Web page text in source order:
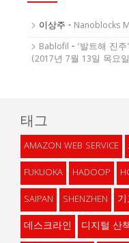
이상주 - Nanoblocks
Bablofil - ‘발트해 진
(2017년 7월 13일 목요
태그
AMAZON WEB SERVICE
FUKUOKA
HADOOP
SAIPAN
SHENZHEN
데스크라인
디지털 산